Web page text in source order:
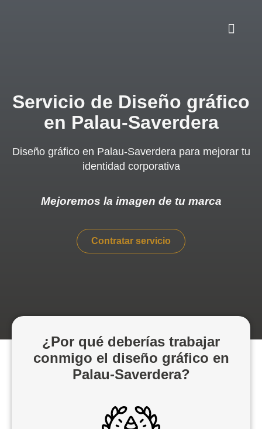
Servicio de Diseño gráfico
en Palau-Saverdera
Diseño gráfico en Palau-Saverdera para mejorar tu
identidad corporativa
Mejoremos la imagen de tu marca
Contratar servicio
¿Por qué deberías trabajar
conmigo el diseño gráfico en
Palau-Saverdera?